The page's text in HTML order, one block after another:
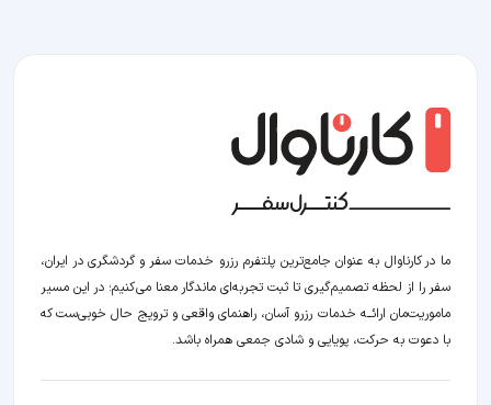
ما در کارناوال به عنوان جامع‌ترین پلتفرم رزرو خدمات سفر و گردشگری در ایران،
سفر را از لحظه‌ تصمیم‌گیری تا ثبت تجربه‌ای ماندگار معنا می‌کنیم؛ در این مسیر‍
ماموریت‌مان اراﺋــﻪ خدمات رزرو آسان، راهنمای واقعی و ترویج حال خوبی‌ست که
با دعوت به حرکت، پویایی و شادی جمعی همراه باشد.